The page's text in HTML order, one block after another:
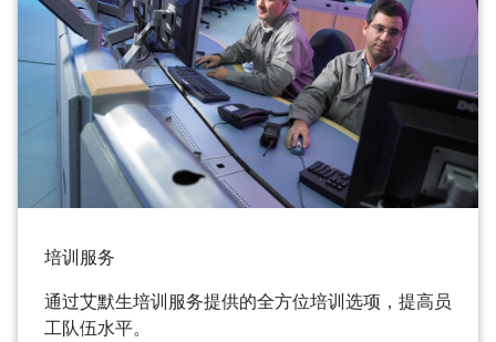
培训服务
通过艾默生培训服务提供的全方位培训选项，提高员
工队伍水平。